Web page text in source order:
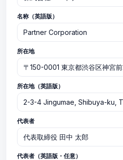
名称（英語版）
所在地
所在地（英語版）
代表者
代表者（英語版・任意）